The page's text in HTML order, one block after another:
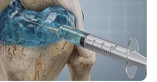
Smartphone Startseite